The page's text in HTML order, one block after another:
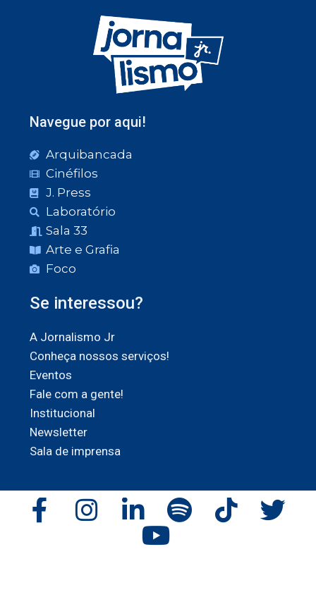
Navegue por aqui!
Arquibancada
Cinéfilos
J. Press
Laboratório
Sala 33
Arte e Grafia
Foco
Se interessou?
A Jornalismo Jr
Conheça nossos serviços!
Eventos
Fale com a gente!
Institucional
Newsletter
Sala de imprensa